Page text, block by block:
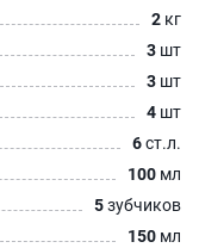
2 кг
3 шт
3 шт
4 шт
6ст.л.
100 мл
5зубчиков
150 мл